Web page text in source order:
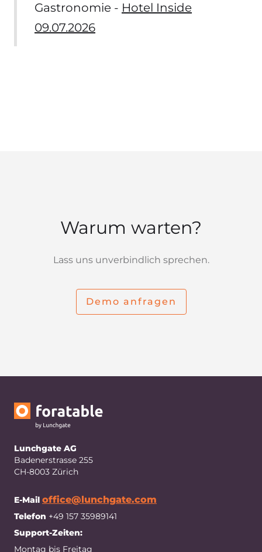
Gastronomie - Hotel Inside
09.07.2026
Warum warten?
Lass uns unverbindlich sprechen.
Demo anfragen
Lunchgate AG
Badenerstrasse 255
CH-8003 Zürich
E-Mail office@lunchgate.com
Telefon +49 157 35989141
Support-Zeiten:
Montag bis Freitag